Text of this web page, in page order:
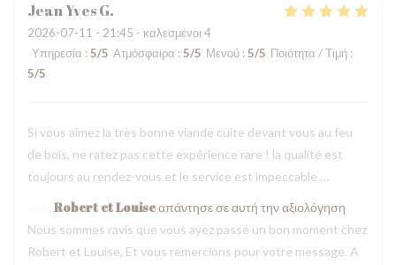
Jean YvesG
2026-07-11 - 21:45 - καλεσμένοι 4
Υπηρεσία : 5/5 Ατμόσφαιρα : 5/5 Μενού : 5/5 Ποιότητα / Τιμή :
5/5
Si vous aimez la très bonne viande cuite devant vous au feu
de bois, ne ratez pas cette expérience rare ! la qualité est
toujours au rendez-vous et le service est impeccable …
Robert et Louiseαπάντησε σε αυτή την αξιολόγηση
Nous sommes ravis que vous ayez passé un bon moment chez
Robert et Louise, Et vous remercions pour votre message. A